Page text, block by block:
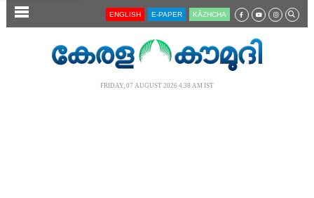
SECTIONS ENGLISH E-PAPER KĀZHCHA
FRIDAY, 07 AUGUST 2026 4.38 AM IST